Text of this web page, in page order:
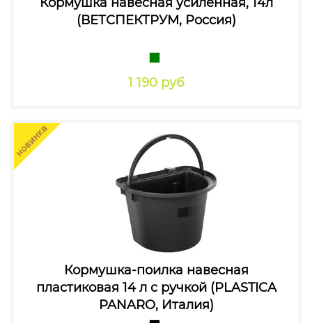
(ВЕТСПЕКТРУМ, Россия)
1 190 руб
Кормушка-поилка навесная
пластиковая 14 л с ручкой (PLASTICA
PANARO, Италия)